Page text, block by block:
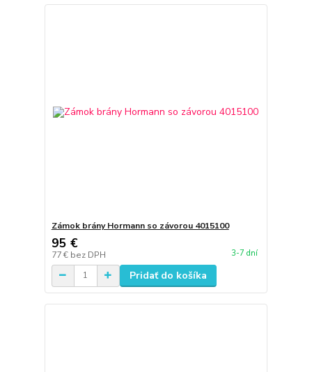
Zámok brány Hormann so závorou 4015100
95 €
77 € bez DPH 3-7 dní
Pridať do košíka